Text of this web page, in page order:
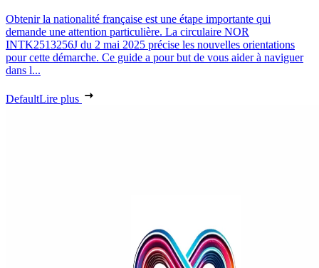
Obtenir la nationalité française est une étape importante qui
demande une attention particulière. La circulaire NOR
INTK2513256J du 2 mai 2025 précise les nouvelles orientations
pour cette démarche. Ce guide a pour but de vous aider à naviguer
dans l...
DefaultLire plus